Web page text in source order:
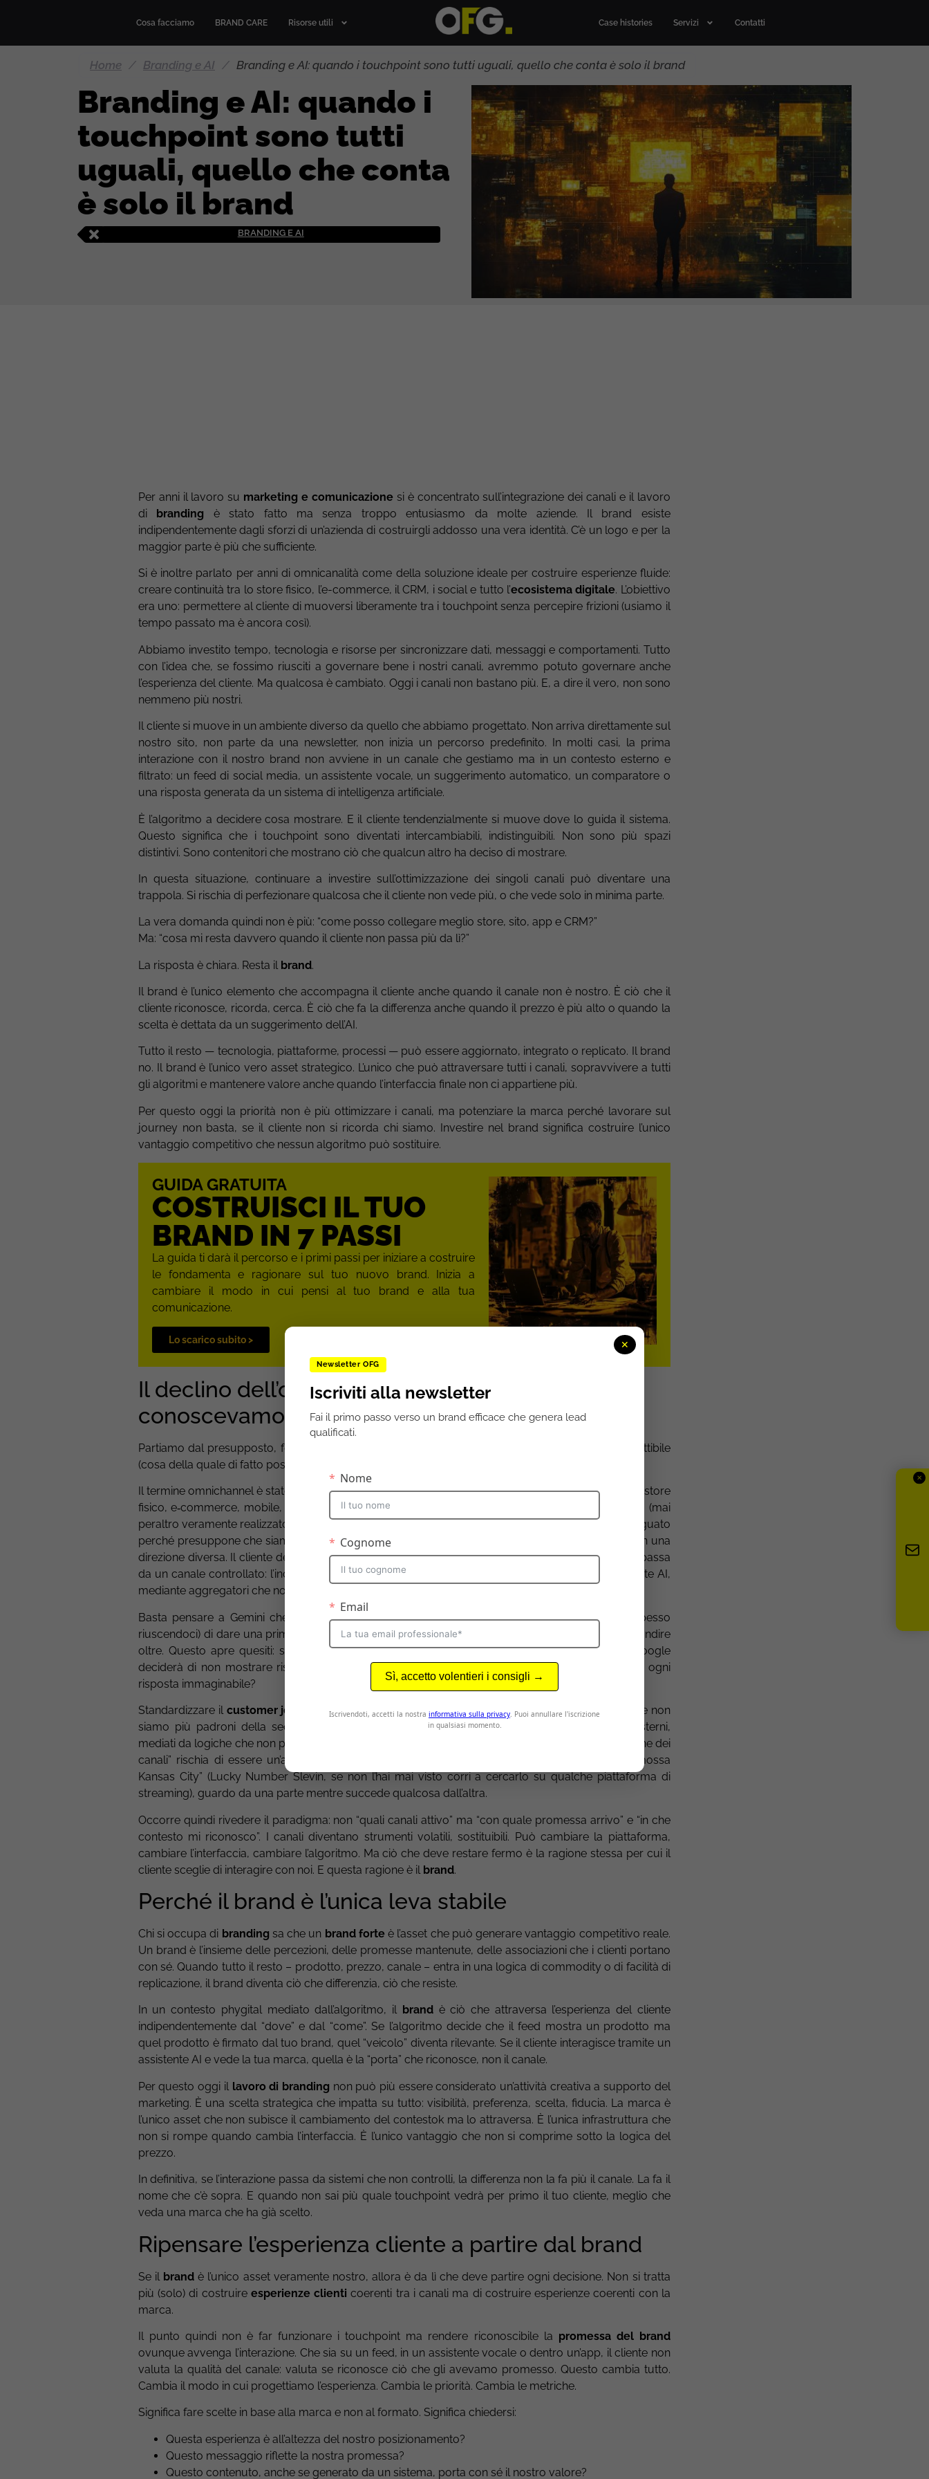
Cosa facciamo BRAND CARE Risorse utili Case histories Servizi Contatti
Home / Branding e AI / Branding e AI: quando i touchpoint sono tutti uguali, quello che conta è solo il brand
Branding e AI: quando i
touchpoint sono tutti
uguali, quello che conta
è solo il brand
BRANDING E AI
Per anni il lavoro su marketing e comunicazione si è concentrato sull’integrazione dei canali e il lavoro
di branding è stato fatto ma senza troppo entusiasmo da molte aziende. Il brand esiste
indipendentemente dagli sforzi di un’azienda di costruirgli addosso una vera identità. C’è un logo e per la
maggior parte è più che sufficiente.
Si è inoltre parlato per anni di omnicanalità come della soluzione ideale per costruire esperienze fluide:
creare continuità tra lo store fisico, l’e-commerce, il CRM, i social e tutto l’ecosistema digitale. L’obiettivo
era uno: permettere al cliente di muoversi liberamente tra i touchpoint senza percepire frizioni (usiamo il
tempo passato ma è ancora così).
Abbiamo investito tempo, tecnologia e risorse per sincronizzare dati, messaggi e comportamenti. Tutto
con l’idea che, se fossimo riusciti a governare bene i nostri canali, avremmo potuto governare anche
l’esperienza del cliente. Ma qualcosa è cambiato. Oggi i canali non bastano più. E, a dire il vero, non sono
nemmeno più nostri.
Il cliente si muove in un ambiente diverso da quello che abbiamo progettato. Non arriva direttamente sul
nostro sito, non parte da una newsletter, non inizia un percorso predefinito. In molti casi, la prima
interazione con il nostro brand non avviene in un canale che gestiamo ma in un contesto esterno e
filtrato: un feed di social media, un assistente vocale, un suggerimento automatico, un comparatore o
una risposta generata da un sistema di intelligenza artificiale.
È l’algoritmo a decidere cosa mostrare. E il cliente tendenzialmente si muove dove lo guida il sistema.
Questo significa che i touchpoint sono diventati intercambiabili, indistinguibili. Non sono più spazi
distintivi. Sono contenitori che mostrano ciò che qualcun altro ha deciso di mostrare.
In questa situazione, continuare a investire sull’ottimizzazione dei singoli canali può diventare una
trappola. Si rischia di perfezionare qualcosa che il cliente non vede più, o che vede solo in minima parte.
La vera domanda quindi non è più: “come posso collegare meglio store, sito, app e CRM?”
Ma: “cosa mi resta davvero quando il cliente non passa più da lì?”
La risposta è chiara. Resta il brand.
Il brand è l’unico elemento che accompagna il cliente anche quando il canale non è nostro. È ciò che il
cliente riconosce, ricorda, cerca. È ciò che fa la differenza anche quando il prezzo è più alto o quando la
scelta è dettata da un suggerimento dell’AI.
Tutto il resto — tecnologia, piattaforme, processi — può essere aggiornato, integrato o replicato. Il brand
no. Il brand è l’unico vero asset strategico. L’unico che può attraversare tutti i canali, sopravvivere a tutti
gli algoritmi e mantenere valore anche quando l’interfaccia finale non ci appartiene più.
Per questo oggi la priorità non è più ottimizzare i canali, ma potenziare la marca perché lavorare sul
journey non basta, se il cliente non si ricorda chi siamo. Investire nel brand significa costruire l’unico
vantaggio competitivo che nessun algoritmo può sostituire.
GUIDA GRATUITA
COSTRUISCI IL TUO
BRAND IN 7 PASSI
La guida ti darà il percorso e i primi passi per iniziare a costruire
le fondamenta e ragionare sul tuo nuovo brand. Inizia a
cambiare il modo in cui pensi al tuo brand e alla tua
comunicazione.
Lo scarico subito >
Il declino dell’omnichannel così come lo
conoscevamo
Partiamo dal presupposto, forse pretenzioso, che una strategia omnichannel sia effettivamente fattibile
(cosa della quale di fatto possiamo anche dubitare).
Il termine omnichannel è stato per anni la parola‑magica del retail e dellacomunicazione: integrare store
fisico, e‑commerce, mobile, marketplace in una visione fluida del cliente. Ma oggi quell’approccio (mai
peraltro veramente realizzato in concreto, non almeno come la teoria avrebbe voluto) risulta inadeguato
perché presuppone che siamo noi a gestire e sincronizzare i canali, mentre la realtà sta andando in una
direzione diversa. Il cliente decide dove, quando e come interagire. Spesso però l’interazione non passa
da un canale controllato: l’incontro può avvenire su un feed personalizzato, attraverso un assistente AI,
mediante aggregatori che non appartengono al nostro ecosistema.
Basta pensare a Gemini che si intromette in ogni ricerca che facciamo in Google cercando (spesso
riuscendoci) di dare una prima risposta che spesso spegne ogni entusiasmo di andare ad approfondire
oltre. Questo apre quesiti: significa che in un futuro sito e SEO non serviranno più? Quando Google
deciderà di non mostrare risultati ma di mostrare solo una grossa chat con Gemini che ci darà ogni
risposta immaginabile?
Standardizzare il customer journey
attraverso i canali quindi non basta più. Il vero problema è che non
siamo più padroni della sequenza, della piattaforma, del momento. I touchpoint diventano esterni,
mediati da logiche che non possiamo gestire. In questo scenario perpetuare un’ottica di “integrazione dei
canali” rischia di essere un’attività difensiva che distrae dal vero obiettivo: è un po’ come la “mossa
Kansas City” (Lucky Number Slevin, se non l’hai mai visto corri a cercarlo su qualche piattaforma di
streaming), guardo da una parte mentre succede qualcosa dall’altra.
Occorre quindi rivedere il paradigma: non “quali canali attivo” ma “con quale promessa arrivo” e “in che
contesto mi riconosco”. I canali diventano strumenti volatili, sostituibili. Può cambiare la piattaforma,
cambiare l’interfaccia, cambiare l’algoritmo. Ma ciò che deve restare fermo è la ragione stessa per cui il
cliente sceglie di interagire con noi. E questa ragione è il brand.
Perché il brand è l’unica leva stabile
Chi si occupa di branding sa che un brand forteè l’asset che può generare vantaggio competitivo reale.
Un brand è l’insieme delle percezioni, delle promesse mantenute, delle associazioni che i clienti portano
con sé. Quando tutto il resto – prodotto, prezzo, canale – entra in una logica di commodity o di facilità di
replicazione, il brand diventa ciò che differenzia, ciò che resiste.
In un contesto phygital mediato dall’algoritmo, il brand è ciò che attraversa l’esperienza del cliente
indipendentemente dal “dove” e dal “come”. Se l’algoritmo decide che il feed mostra un prodotto ma
quel prodotto è firmato dal tuo brand, quel “veicolo” diventa rilevante. Se il cliente interagisce tramite un
assistente AI e vede la tua marca, quella è la “porta” che riconosce, non il canale.
Per questo oggi il lavoro di branding non può più essere considerato un’attività creativa a supporto del
marketing. È una scelta strategica che impatta su tutto: visibilità, preferenza, scelta, fiducia. La marca è
l’unico asset che non subisce il cambiamento del contestok ma lo attraversa. È l’unica infrastruttura che
non si rompe quando cambia l’interfaccia. È l’unico vantaggio che non si comprime sotto la logica del
prezzo.
In definitiva, se l’interazione passa da sistemi che non controlli, la differenza non la fa più il canale. La fa il
nome che c’è sopra. E quando non sai più quale touchpoint vedrà per primo il tuo cliente, meglio che
veda una marca che ha già scelto.
Ripensare l’esperienza cliente a partire dal brand
Se il brandè l’unico asset veramente nostro, allora è da lì che deve partire ogni decisione. Non si tratta
più (solo) di costruire esperienze clienticoerenti tra i canali ma di costruire esperienze coerenti con la
marca.
Il punto quindi non è far funzionare i touchpoint ma rendere riconoscibile la promessa del brand
ovunque avvenga l’interazione. Che sia su un feed, in un assistente vocale o dentro un’app, il cliente non
valuta la qualità del canale: valuta se riconosce ciò che gli avevamo promesso. Questo cambia tutto.
Cambia il modo in cui progettiamo l’esperienza. Cambia le priorità. Cambia le metriche.
Significa fare scelte in base alla marca e non al formato. Significa chiedersi:
Questa esperienza è all’altezza del nostro posizionamento?
Questo messaggio riflette la nostra promessa?
Questo contenuto, anche se generato da un sistema, porta con sé il nostro valore?
✕
✕
Newsletter OFG
Iscriviti alla newsletter
Fai il primo passo verso un brand efficace che genera lead
qualificati.